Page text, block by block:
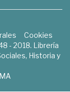
Cookies
- 2018. Librería
Historia y